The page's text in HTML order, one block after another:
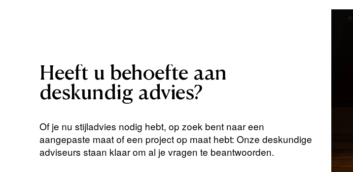
Heeft u behoefte aan
deskundig advies?
Of je nu stijladvies nodig hebt, op zoek bent naar een
aangepaste maat of een project op maat hebt: Onze deskundige
adviseurs staan ​​klaar om al je vragen te beantwoorden.